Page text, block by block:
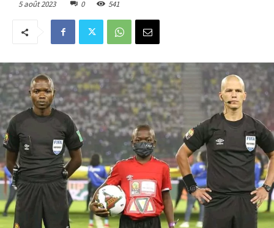
5 août 2023 0 541